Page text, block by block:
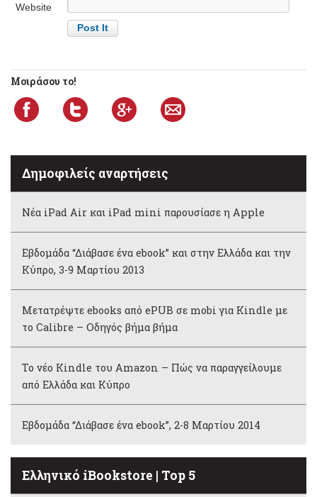
Website
Μοιράσου το!
Δημοφιλείς αναρτήσεις
Νέα iPad Air και iPad mini παρουσίασε η Apple
Εβδομάδα “Διάβασε ένα ebook” και στην Ελλάδα και την
Κύπρο, 3-9 Μαρτίου 2013
Μετατρέψτε ebooks από ePUB σε mobi για Kindle με
το Calibre – Οδηγός βήμα βήμα
Το νέο Kindle του Amazon – Πώς να παραγγείλουμε
από Ελλάδα και Κύπρο
Εβδομάδα “Διάβασε ένα ebook”, 2-8 Μαρτίου 2014
Ελληνικό iBookstore | Top 5